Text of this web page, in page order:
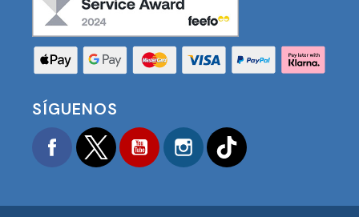
SÍGUENOS
FacebookTwitter YouTubeInstagram